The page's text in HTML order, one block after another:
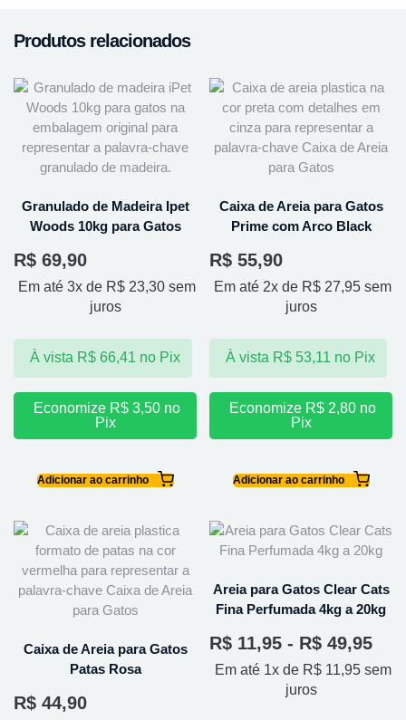
Produtos relacionados
Granulado de Madeira Ipet
Woods 10kg para Gatos
R$ 69,90
Em até 3x de R$ 23,30 sem
juros
À vista R$66,41 no Pix
Economize R$ 3,50 no
Pix
Adicionar ao carrinho
Caixa de Areia para Gatos
Prime com Arco Black
R$ 55,90
Em até 2x de R$ 27,95 sem
juros
À vista R$53,11 no Pix
Economize R$ 2,80 no
Pix
Adicionar ao carrinho
Caixa de Areia para Gatos
Patas Rosa
R$ 44,90
Areia para Gatos Clear Cats
Fina Perfumada 4kg a 20kg
R$ 11,95 - R$ 49,95
Em até 1x de R$11,95sem
juros